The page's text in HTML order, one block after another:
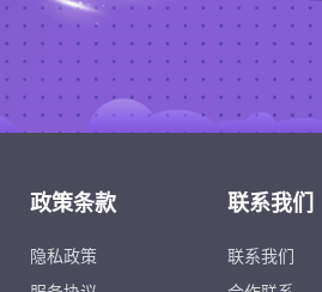
政策条款
隐私政策
联系我们
联系我们